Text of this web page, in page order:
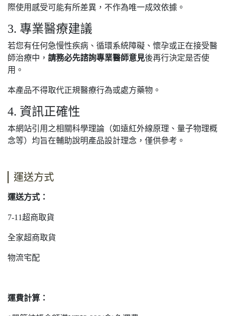
際使用感受可能有所差異，不作為唯一成效依據。
3. 專業醫療建議
若您有任何急慢性疾病、循環系統障礙、懷孕或正在接受醫
師治療中， 請務必先諮詢專業醫師意見後再行決定是否使
用。
本產品不得取代正規醫療行為或處方藥物。
4. 資訊正確性
本網站引用之相關科學理論（如遠紅外線原理、量子物理概
念等）均旨在輔助說明產品設計理念，僅供參考。
運送方式
運送方式：
7-11超商取貨
全家超商取貨
物流宅配
運費計算：